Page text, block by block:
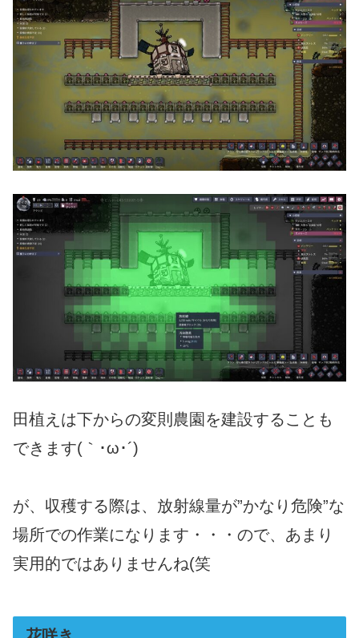
田植えは下からの変則農園を建設することも
できます(｀･ω･´)
が、収穫する際は、放射線量が”かなり危険”な
場所での作業になります・・・ので、あまり
実用的ではありませんね(笑